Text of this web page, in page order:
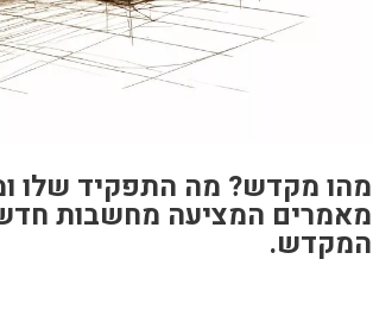
מהו מקדש? מה התפקיד שלו
מאמרים המציעה מחשבות
המקדש.